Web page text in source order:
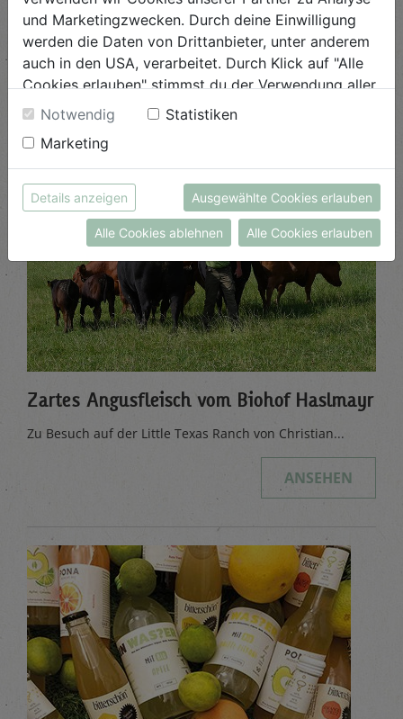
Wahre Liebe für echten Naschspaß - ...
ANSEHEN
Zartes Angusfleisch vom Biohof Haslmayr
Zu Besuch auf der Little Texas Ranch von Christian...
ANSEHEN
und Marketingzwecken. Durch deine Einwilligung
werden die Daten von Drittanbieter, unter anderem
auch in den USA, verarbeitet. Durch Klick auf "Alle
Cookies erlauben" stimmst du der Verwendung aller
Cookies zu. Unter "Details anzeigen" findest du alle
Infos zu den unterschiedlichen Cookies, du kannst
auch entscheiden, welche Cookies du erlauben
möchtest.
Weitere Informationen findest du in unserer
Datenschutzerklärung
bzw. imImpressum
Notwendig
Statistiken
Marketing
Details anzeigen Ausgewählte Cookies erlauben
Alle Cookies ablehnen Alle Cookies erlauben